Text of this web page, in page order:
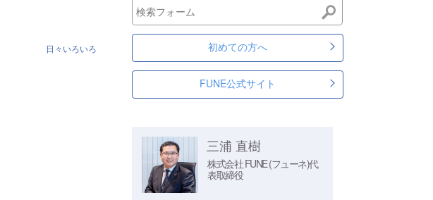
日々いろいろ 初めての方へ
FUNE公式サイト
三浦 直樹
株式会社 FUNE (フューネ)代
表取締役